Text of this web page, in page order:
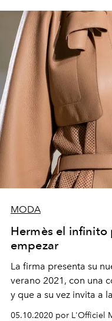
MODA
Hermès el infinito
empezar
La firma presenta su
verano 2021, con una
y que a su vez invita a
05.10.2020 por L'Officiel